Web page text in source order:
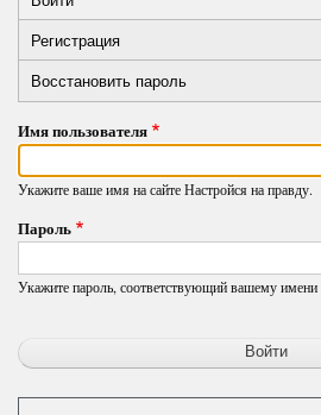
Primary
tabs
вкладка)
Регистрация
Восстановить пароль
Имя пользователя
Укажите ваше имя на сайте Настройся на правду.
Пароль
Укажите пароль, соответствующий вашему имени